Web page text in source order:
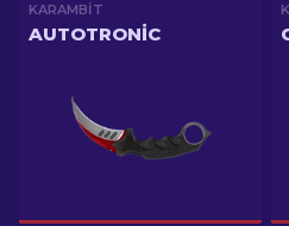
KARAMBIT
AUTOTRONIC